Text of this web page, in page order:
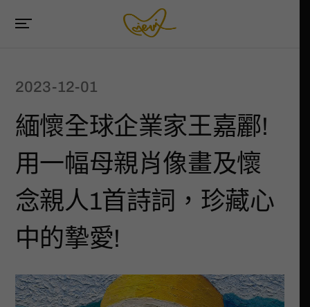
2023-12-01
緬懷全球企業家王嘉酈!
用一幅母親肖像畫及懷
念親人1首詩詞，珍藏心
中的摯愛!